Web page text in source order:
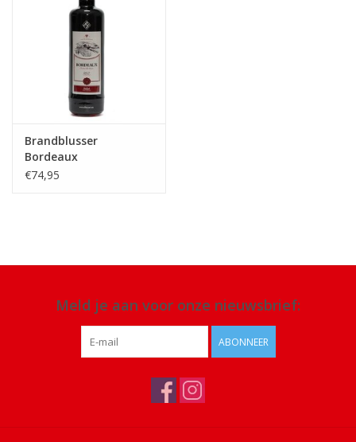
Brandblusser
Bordeaux
€74,95
Meld je aan voor onze nieuwsbrief:
ABONNEER